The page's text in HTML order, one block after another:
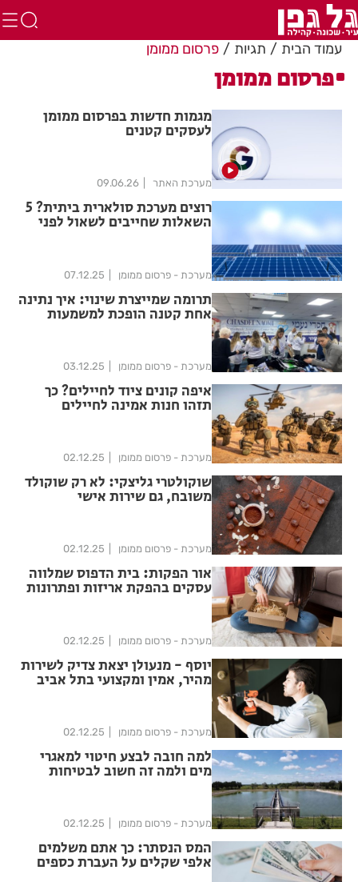
עמוד הבית תגיות פרסום ממומן
פרסום ממומן
מגמות חדשות בפרסום ממומן
לעסקים קטנים
מערכת האתר 09.06.26
רוצים מערכת סולארית ביתית? 5
השאלות שחייבים לשאול לפני
מערכת - פרסום ממומן 07.12.25
תרומה שמייצרת שינוי: איך נתינה
אחת קטנה הופכת למשמעות
מערכת - פרסום ממומן 03.12.25
איפה קונים ציוד לחיילים? כך
תזהו חנות אמינה לחיילים
מערכת - פרסום ממומן 02.12.25
שוקולטרי גליצקי: לא רק שוקולד
משובח, גם שירות אישי
מערכת - פרסום ממומן 02.12.25
אור הפקות: בית הדפוס שמלווה
עסקים בהפקת אריזות ופתרונות
מערכת - פרסום ממומן 02.12.25
יוסף - מנעולן יצאת צדיק לשירות
מהיר, אמין ומקצועי בתל אביב
והמרכז
מערכת - פרסום ממומן 02.12.25
למה חובה לבצע חיטוי למאגרי
מים ולמה זה חשוב לבטיחות
מערכת - פרסום ממומן 02.12.25
המס הנסתר: כך אתם משלמים
אלפי שקלים על העברת כספים